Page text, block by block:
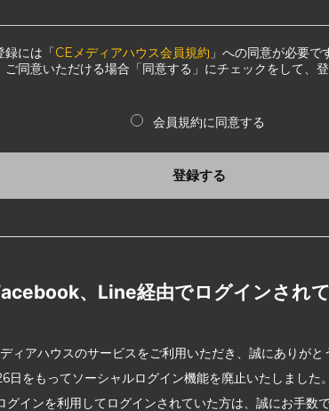
録には「CEメディアハウス会員規約 」への同意が必要で
ご同意いただける場合「同意する」にチェックをして、
会員規約に同意する
登録する
、Line経由でログインされ
ィアハウスのサービスをご利用いただき、誠にありがと
日をもってソーシャルログイン機能を廃止いたしました。
グインを利用してログインされていた方は、誠にお手数